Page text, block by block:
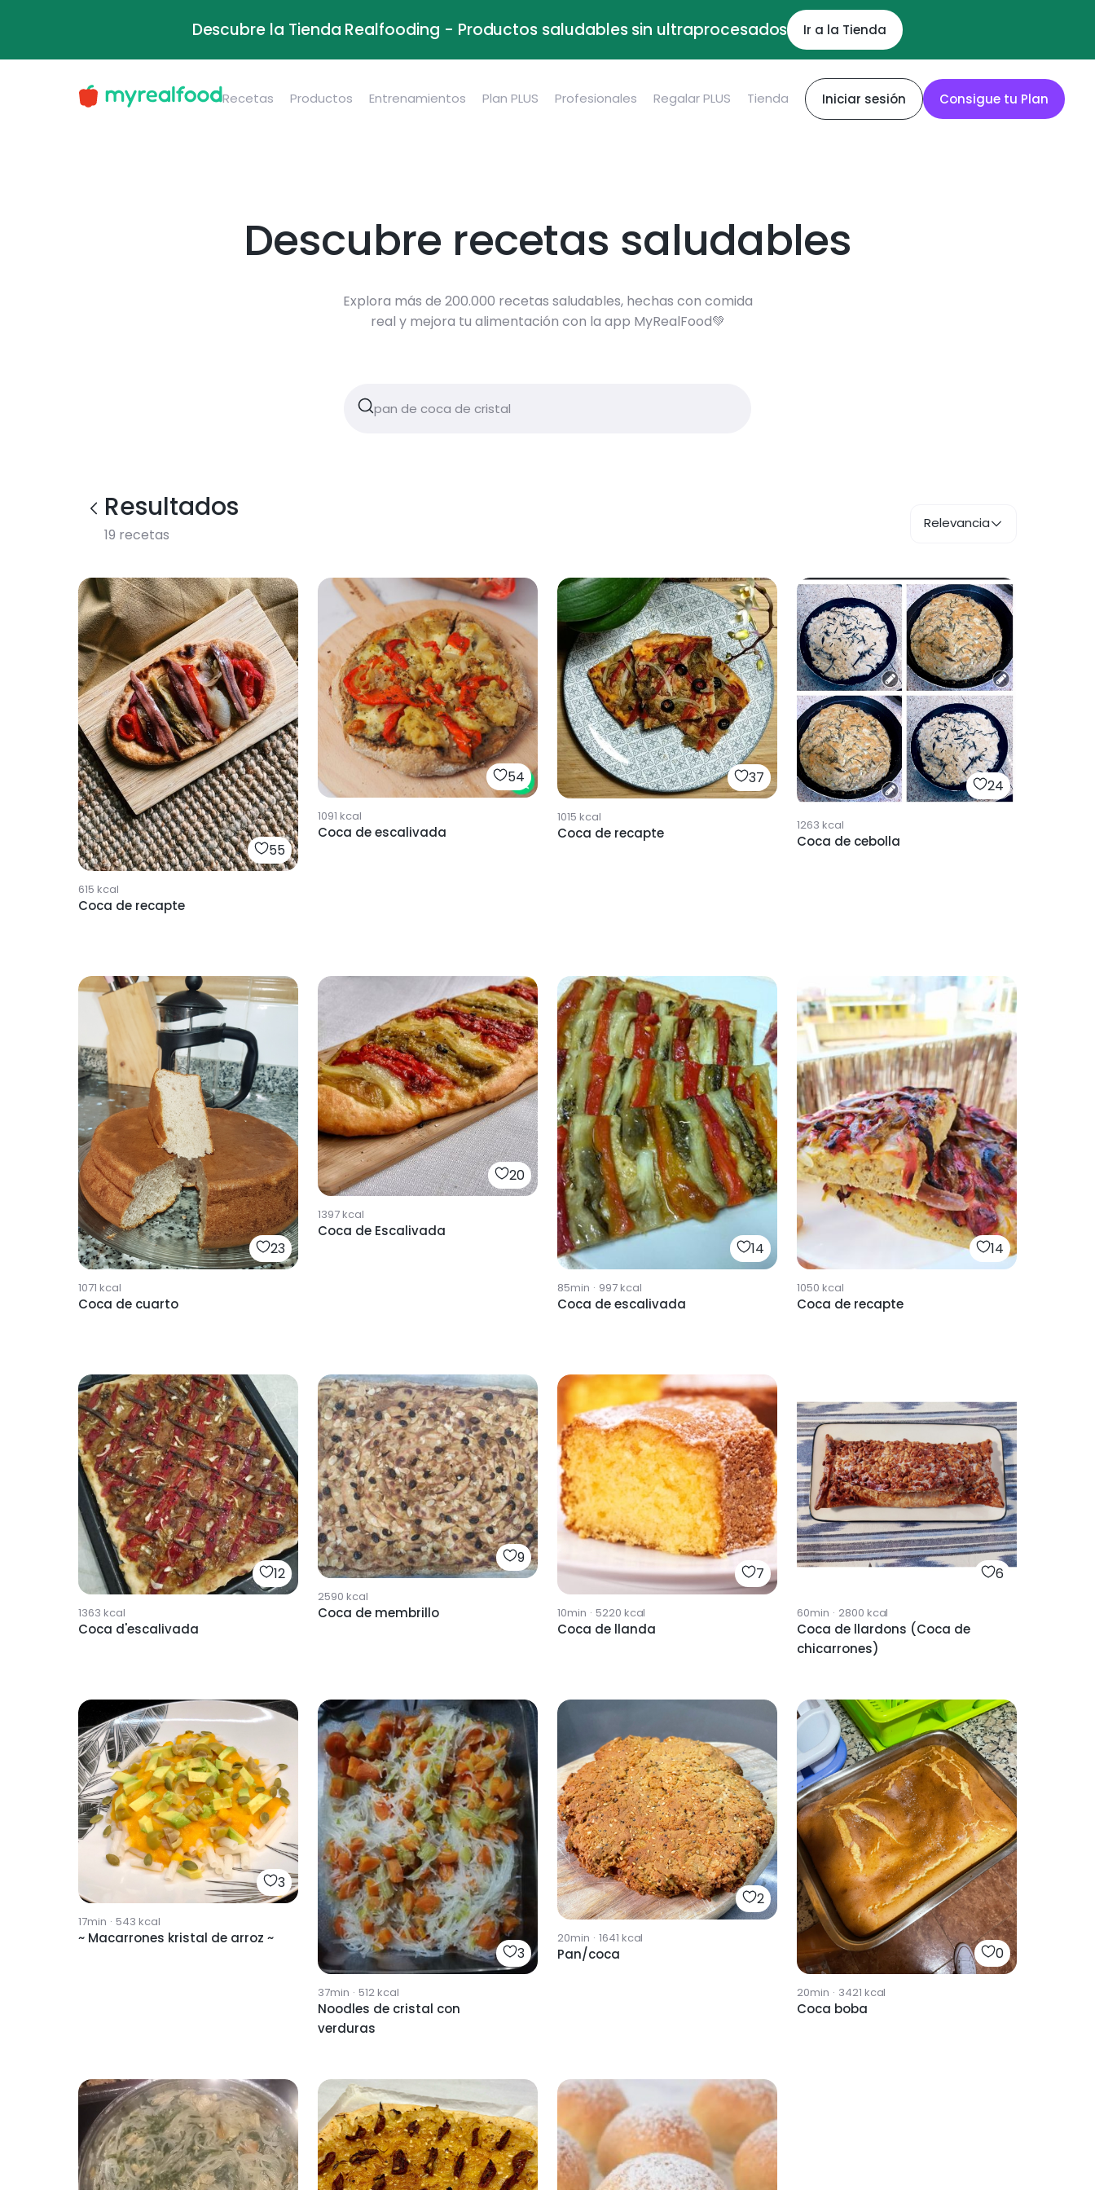
Descubre la Tienda Realfooding - Productos saludables sin ultraprocesados Ir a la Tienda
Recetas Productos Entrenamientos Plan PLUS Profesionales Regalar PLUS Tienda Iniciar sesión Consigue tu Plan
Descubre recetas saludables
Explora más de 200.000 recetas saludables, hechas con comida
real y mejora tu alimentación con la app MyRealFood💚
Resultados
19 recetas
Relevancia
55
615 kcal
Coca de recapte
54
1091 kcal
Coca de escalivada
37
1015 kcal
Coca de recapte
24
1263 kcal
Coca de cebolla
23
1071 kcal
Coca de cuarto
20
1397kcal
Coca de Escalivada
14
85min · 997kcal
Coca de escalivada
14
1050 kcal
Coca de recapte
12
1363 kcal
Coca d'escalivada
9
2590 kcal
Coca de membrillo
7
10min · 5220 kcal
Coca de llanda
6
60min · 2800 kcal
Coca de llardons (Coca de
chicarrones)
3
17min · 543 kcal
~ Macarrones kristal de arroz ~
3
37min · 512kcal
Noodles de cristal con
verduras
2
20min · 1641 kcal
Pan/coca 0
20min · 3421 kcal
Coca boba